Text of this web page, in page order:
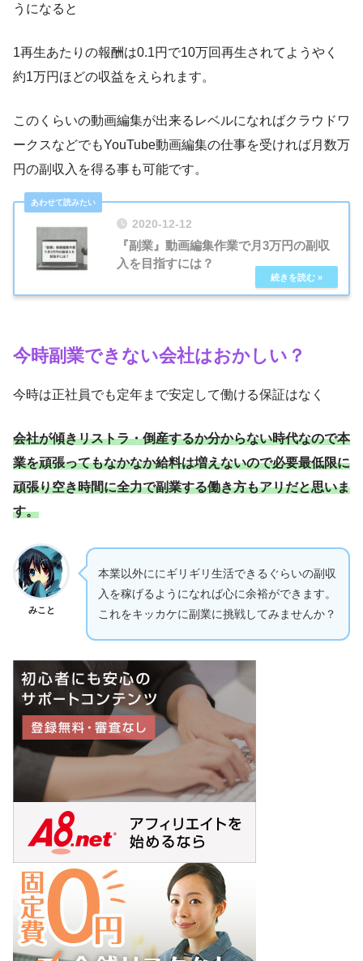
うになると
1再生あたりの報酬は0.1円で10万回再生されてようやく
約1万円ほどの収益をえられます。
このくらいの動画編集が出来るレベルになればクラウドワ
ークスなどでもYouTube動画編集の仕事を受ければ月数万
円の副収入を得る事も可能です。
2020-12-12
『副業』動画編集作業で月3万円の副収
入を目指すには？
今時副業できない会社はおかしい？
今時は正社員でも定年まで安定して働ける保証はなく
会社が傾きリストラ・倒産するか分からない時代なので本
業を頑張ってもなかなか給料は増えないので必要最低限に
頑張り空き時間に全力で副業する働き方もアリだと思いま
す。
みこと
本業以外ににギリギリ生活できるぐらいの副収
入を稼げるようになれば心に余裕ができます。
これをキッカケに副業に挑戦してみませんか？